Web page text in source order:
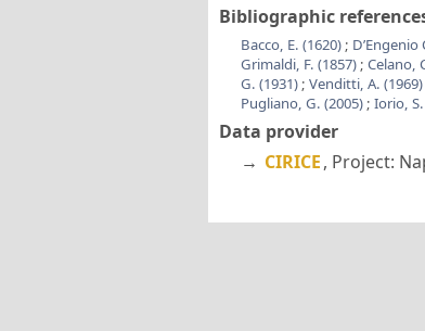
Bibliographic
Bacco, E. (1620) ; D’Engenio
Grimaldi, F. (1857) ; Celano,
G. (1931) ; Venditti, A. (1969)
Pugliano, G. (2005) ; Iorio,
Data provider
→ CIRICE, Project: